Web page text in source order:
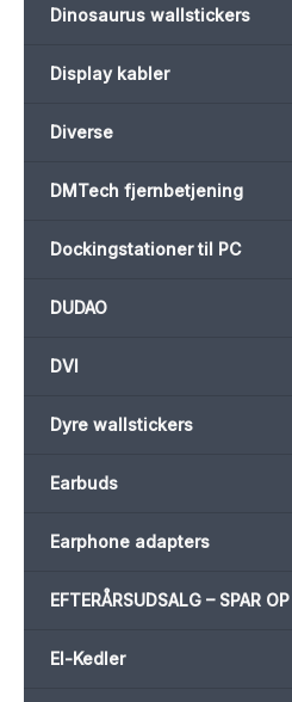
Dinosaurus wallstickers
Display kabler
Diverse
DMTech fjernbetjening
Dockingstationer til PC
DUDAO
DVI
Dyre wallstickers
Earbuds
Earphone adapters
EFTERÅRSUDSALG – SPAR
El-Kedler